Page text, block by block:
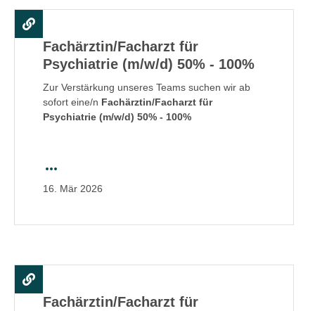
Fachärztin/Facharzt für
Psychiatrie (m/w/d) 50% - 100%
Zur Verstärkung unseres Teams suchen wir ab
sofort eine/n Fachärztin/Facharzt für
Psychiatrie (m/w/d) 50% - 100%
16. Mär 2026
Fachärztin/Facharzt für